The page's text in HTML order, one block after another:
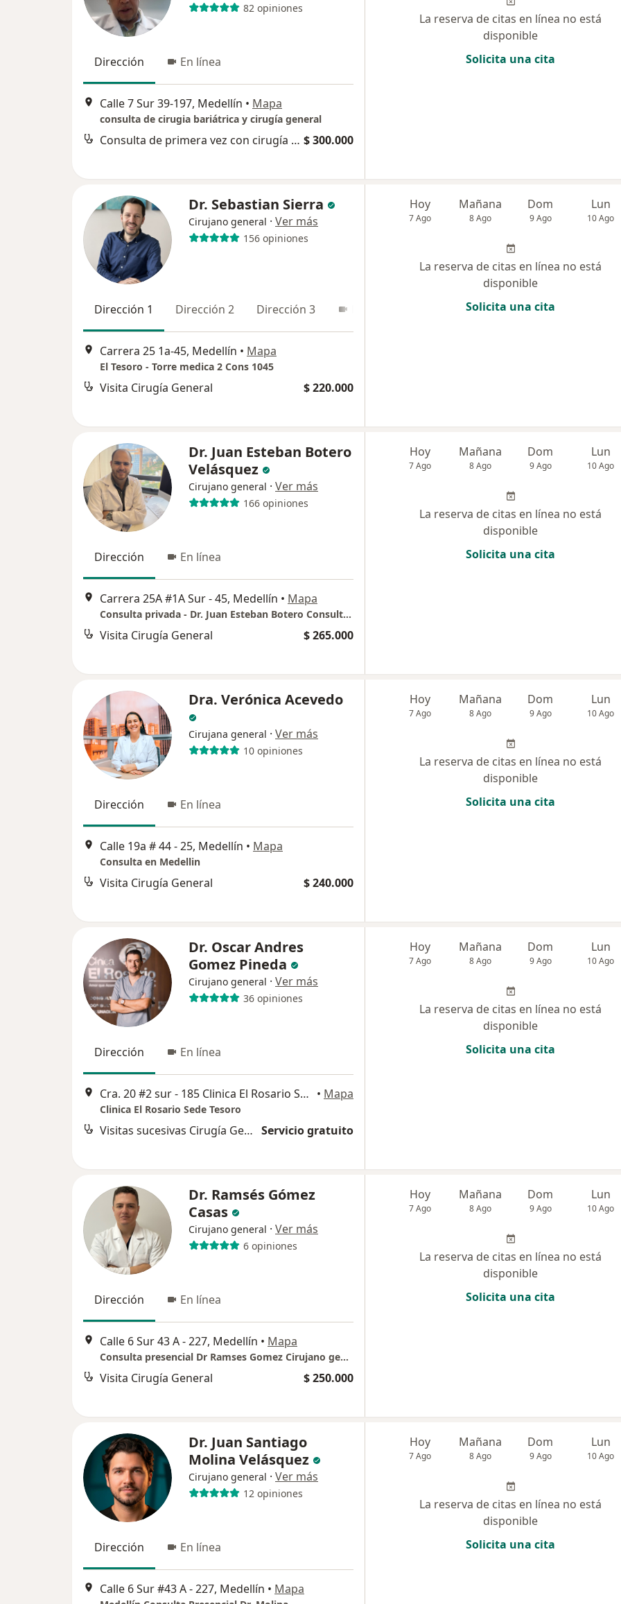
82 opiniones
Dirección En línea
Calle 7 Sur 39-197, Medellín • Mapa
consulta de cirugia bariátrica y cirugía general
Consulta de primera vez con cirugía gastrointestinal $ 300.000
La reserva de citas en línea no está
disponible
Solicita una cita
Dr. Sebastian Sierra
Cirujano general · Ver más
156 opiniones
Dirección 1 Dirección 2 Dirección 3
Carrera 25 1a-45, Medellín • Mapa
El Tesoro - Torre medica 2 Cons 1045
Visita Cirugía General $ 220.000
Hoy
7 Ago
Mañana
8 Ago
Dom
9 Ago
Lun
10 Ago
La reserva de citas en línea no está
disponible
Solicita una cita
Dr. Juan Esteban Botero
Velásquez
Cirujano general · Ver más
166 opiniones
Dirección En línea
Carrera 25A #1A Sur - 45, Medellín • Mapa
Consulta privada - Dr. Juan Esteban Botero Consultorio 1551
Visita Cirugía General $ 265.000
Hoy
7 Ago
Mañana
8 Ago
Dom
9 Ago
Lun
10 Ago
La reserva de citas en línea no está
disponible
Solicita una cita
Dra. Verónica Acevedo
Cirujana general · Ver más
10 opiniones
Dirección En línea
Calle 19a # 44 - 25, Medellín • Mapa
Consulta en Medellin
Visita Cirugía General $ 240.000
Hoy
7 Ago
Mañana
8 Ago
Dom
9 Ago
Lun
10 Ago
La reserva de citas en línea no está
disponible
Solicita una cita
Dr. Oscar Andres
Gomez Pineda
Cirujano general · Ver más
36 opiniones
Dirección En línea
Cra. 20 #2 sur - 185 Clinica El Rosario Sede Tesoro, Medellín • Mapa
Clinica El Rosario Sede Tesoro
Visitas sucesivas Cirugía General Servicio gratuito
Hoy
7 Ago
Mañana
8 Ago
Dom
9 Ago
Lun
10 Ago
La reserva de citas en línea no está
disponible
Solicita una cita
Dr. Ramsés Gómez
Casas
Cirujano general · Ver más
6 opiniones
Dirección En línea
Calle 6 Sur 43 A - 227, Medellín • Mapa
Consulta presencial Dr Ramses Gomez Cirujano general y Bariátrico
Visita Cirugía General $ 250.000
Hoy
7 Ago
Mañana
8 Ago
Dom
9 Ago
Lun
10 Ago
La reserva de citas en línea no está
disponible
Solicita una cita
Dr. Juan Santiago
Molina Velásquez
Cirujano general · Ver más
12 opiniones
Dirección En línea
Calle 6 Sur #43 A - 227, Medellín • Mapa
Hoy
7 Ago
Mañana
8 Ago
Dom
9 Ago
Lun
10 Ago
La reserva de citas en línea no está
disponible
Solicita una cita